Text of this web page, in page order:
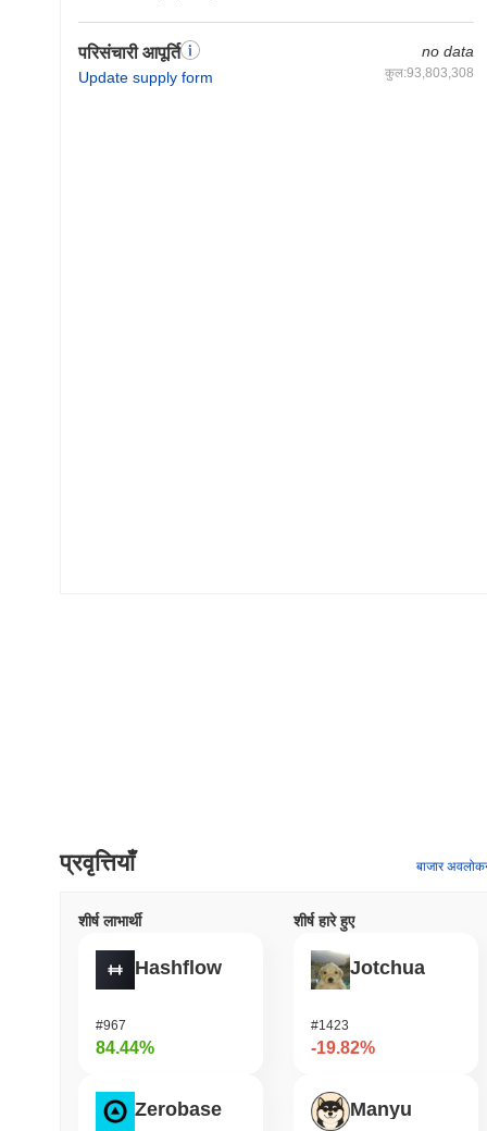
परिसंचारी आपूर्ति
Update supply form
no data
कुल:93,803,308
प्रवृत्तियाँ बाजार
शीर्ष लाभार्थी
Hashflow
#967
84.44%
Zerobase
शीर्ष हारे हुए
Jotchua
#1423
-19.82%
Manyu